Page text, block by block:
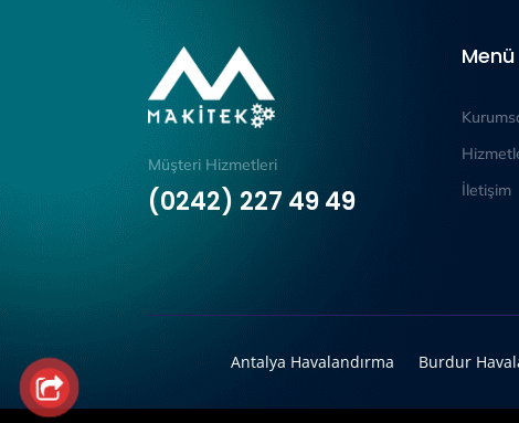
Müşteri Hizmetleri
(0242) 227 49 49
Menü
İletişim
Antalya Havalandırma Burdur